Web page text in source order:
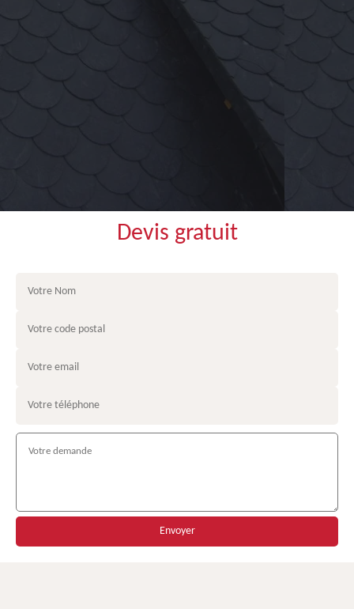
Devis gratuit